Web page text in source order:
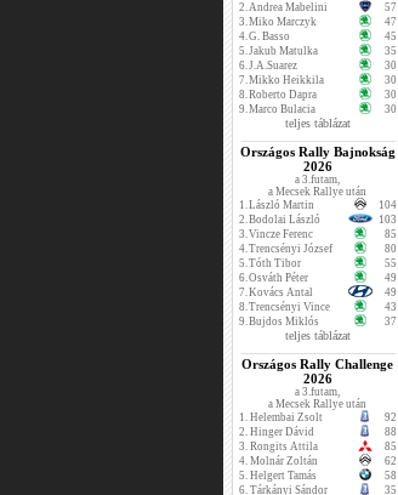
2.Andrea Mabelini
57
3.Miko Marczyk
47
4.G. Basso
45
5.Jakub Matulka
35
6.J.A.Suarez
30
7.Mikko Heikkila
30
8.Roberto Dapra
30
9.Marco Bulacia 30
teljes táblázat
Országos Rally Bajnokság
2026
a 3.futam,
a Mecsek Rallye után
1.László Martin
104
2.Bodolai László
103
3.Vincze Ferenc
85
4.Trencsényi József
80
5.Tóth Tibor
55
6.Osváth Péter
49
7.Kovács Antal
49
8.Trencsényi Vince
43
9.Bujdos Miklós 37
teljes táblázat
Országos Rally Challenge
2026
a 3.futam,
a Mecsek Rallye után
1. Helembai Zsolt
92
2. Hinger Dávid
88
3. Rongits Attila
85
4. Molnár Zoltán
62
5. Helgert Tamás
58
6. Tárkányi Sándor
35